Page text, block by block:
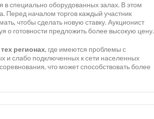
в специально оборудованных залах. В этом
Перед началом торгов каждый участник
чтобы сделать новую ставку. Аукционист
о готовности предложить более высокую цену.
регионах, где имеются проблемы с
и слабо подключенных к сети населенных
что может способствовать более